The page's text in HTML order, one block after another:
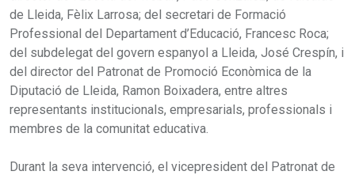
de Lleida, Fèlix Larrosa; del secretari de Formació
Professional del Departament d’Educació, Francesc Roca;
del subdelegat del govern espanyol a Lleida, José Crespín, i
del director del Patronat de Promoció Econòmica de la
Diputació de Lleida, Ramon Boixadera, entre altres
representants institucionals, empresarials, professionals i
membres de la comunitat educativa.
Durant la seva intervenció, el vicepresident del Patronat de